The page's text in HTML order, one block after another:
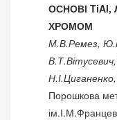
ОСНОВІ TiAl,
ХРОМОМ
М.В.Ремез,
Порошкова